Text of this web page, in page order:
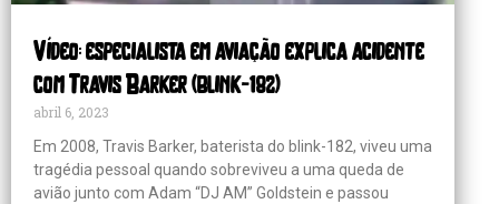
Vídeo: especialista em aviação explica acidente
com Travis Barker (blink-182)
abril 6, 2023
Em 2008, Travis Barker, baterista do blink-182, viveu uma
tragédia pessoal quando sobreviveu a uma queda de
avião junto com Adam “DJ AM” Goldstein e passou